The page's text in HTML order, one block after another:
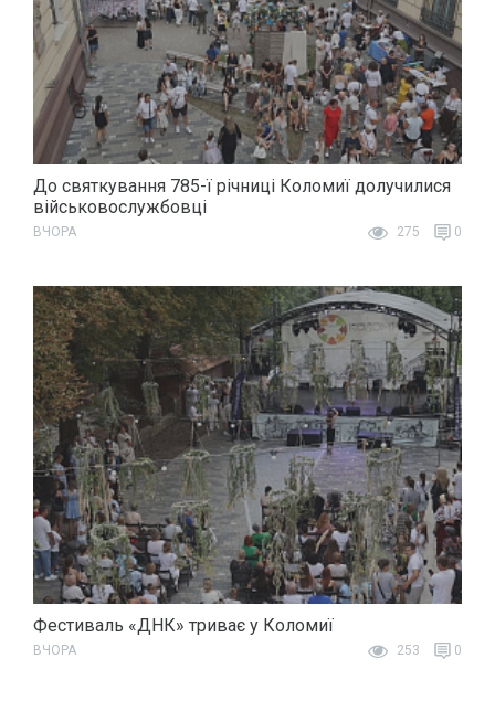
До святкування 785-ї річниці Коломиї долучилися
військовослужбовці
ВЧОРА 275 0
Фестиваль «ДНК» триває у Коломиї
ВЧОРА 253 0